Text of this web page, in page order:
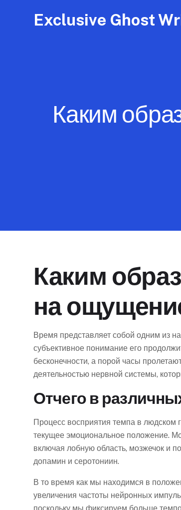
Exclusive Ghost
Каким
Каким
на
Время представляет собой одним из
субъективное понимание его
бесконечности, а порой часы
деятельностью нервной системы,
Отчего в
Процесс восприятия темпа в людском
текущее эмоциональное положение.
включая лобную область, мозжечок и
допамин и серотониин.
В то время как мы находимся в
увеличения частоты нейронных